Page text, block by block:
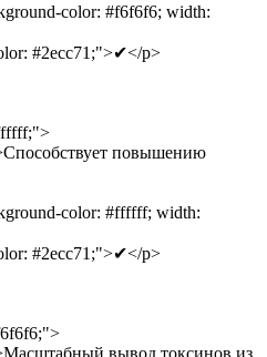
color: #f6f6f6; width:
#2ecc71;">✔</p>
повышению
color: #ffffff; width:
#2ecc71;">✔</p>
вывод токсинов из